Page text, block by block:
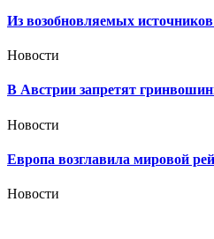
Из возобновляемых
Новости
В Австрии запретят
Новости
Европа возглавила мировой
Новости